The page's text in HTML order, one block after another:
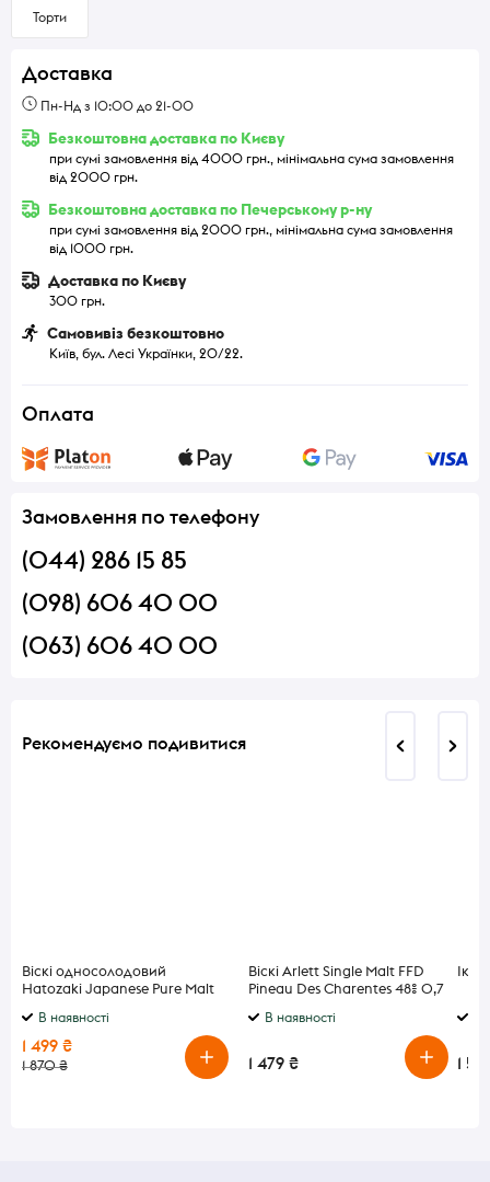
Торти
Доставка
Пн-Нд з 10:00 до 21-00
Безкоштовна доставка по Києву
при сумі замовлення від 4000 грн., мінімальна сума замовлення
від 2000 грн.
Безкоштовна доставка по Печерському р-ну
при сумі замовлення від 2000 грн., мінімальна сума замовлення
від 1000 грн.
Доставка по Києву
300 грн.
Самовивіз безкоштовно
Київ, бул. Лесі Українки, 20/22.
Оплата
Замовлення по телефону
(044) 286 15 85
(098) 606 40 00
(063) 606 40 00
Рекомендуємо подивитися
Віскі односолодовий
Hatozaki Japanese Pure Malt
В наявності
1 499 ₴
1 870 ₴
Віскі Arlett Single Malt FFD
Pineau Des Charentes 48% 0,7
В наявності
1 479 ₴ 1